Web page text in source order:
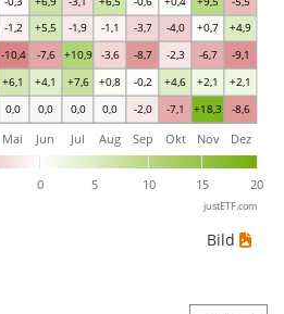
0,0 0,0 0,0 0,0 -2,0 -7,1 +18,3 -8,6
+6,1 +4,1 +7,6 +0,8 -0,2 +4,6 +2,1 +2,1
-10,4 -7,6 +10,9 -3,6 -8,7 -2,3 -6,7 -9,1
-1,2 +5,5 -1,9 -1,1 -3,7 -4,0 +0,7 +4,9
0 5 10 15 20
Mai Jun Jul Aug Sep Okt Nov Dez
justETF.com
Bild